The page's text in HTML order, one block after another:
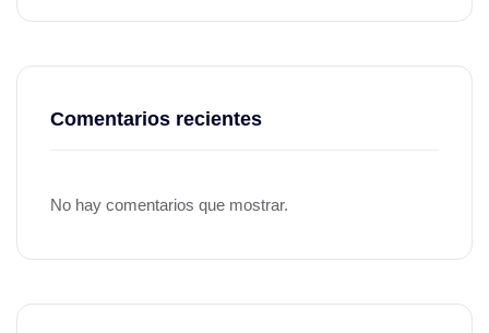
Comentarios recientes
No hay comentarios que mostrar.